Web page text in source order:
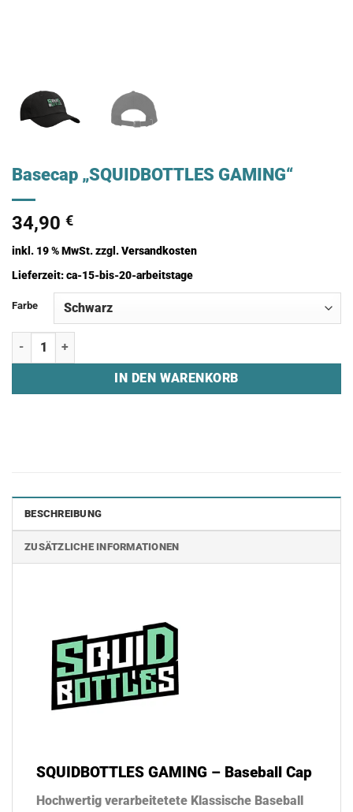
Basecap „SQUIDBOTTLES GAMING“
34,90 €
inkl. 19 % MwSt.zzgl.Versandkosten
Lieferzeit:ca-15-bis-20-arbeitstage
Farbe
Basecap "SQUIDBOTTLES GAMING" Menge
IN DEN WARENKORB
BESCHREIBUNG
ZUSÄTZLICHE INFORMATIONEN
SQUIDBOTTLES GAMING – Baseball Cap
Hochwertig verarbeitetete Klassische Baseball